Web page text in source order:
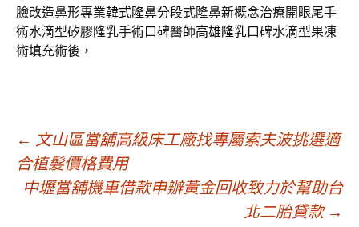
臉改造鼻形專業韓式隆鼻分段式隆鼻新概念治療開眼尾手
術水滴型矽膠隆乳手術口碑醫師高雄隆乳口碑水滴型果凍
術填充術後，
文
章
← 文山區當舖高級床工廠找專屬索夫波挑選適
合植髮價格費用
中壢當舖機車借款申辦黃金回收致力於幫助台
北二胎貸款 →